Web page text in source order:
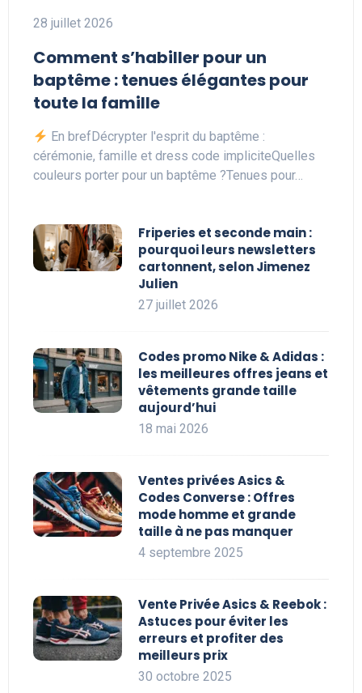
28 juillet 2026
Comment s’habiller pour un
baptême : tenues élégantes pour
toute la famille
En brefDécrypter l'esprit du baptême :
cérémonie, famille et dress code impliciteQuelles
couleurs porter pour un baptême ?Tenues pour…
Friperies et seconde main :
pourquoi leurs newsletters
cartonnent, selon Jimenez
Julien
27 juillet 2026
Codes promo Nike & Adidas :
les meilleures offres jeans et
vêtements grande taille
aujourd’hui
18 mai 2026
Ventes privées Asics &
Codes Converse : Offres
mode homme et grande
taille à ne pas manquer
4 septembre 2025
Vente Privée Asics & Reebok :
Astuces pour éviter les
erreurs et profiter des
meilleurs prix
30 octobre 2025